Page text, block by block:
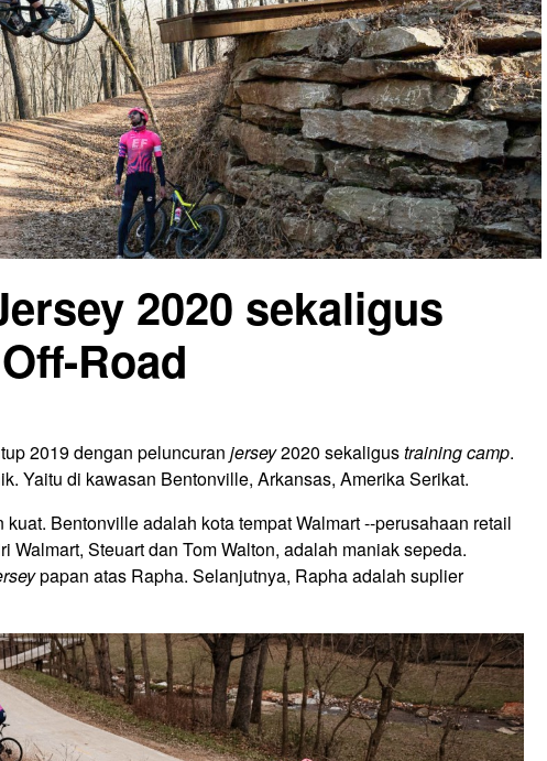
2020 sekaligus
Road
2019 dengan peluncuran jersey2020 sekaligustraining camp.
Yaitu di kawasan Bentonville, Arkansas, Amerika Serikat.
Bentonville adalah kota tempat Walmart --perusahaan retail
Walmart, Steuart dan Tom Walton, adalah maniak sepeda.
papan atas Rapha. Selanjutnya, Rapha adalah suplier